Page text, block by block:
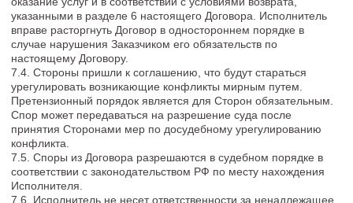
11. ИНТЕЛЛЕКТУАЛЬНАЯ СОБСТВЕННОСТЬ
11.1. Все материалы Канала могут быть использованы
Заказчиком исключительно в личных некоммерческих целях.
Информация, передаваемая в рамках оказания услуг по
настоящему Договору, является интеллектуальной
собственностью и подлежит охране в соответствии с
законодательством Российской Федерации. Заказчик не
вправе разглашать материалы третьим лицам и использовать
материалы иными способами, кроме как для личного
пользования.
11.2. Заказчик не имеет права копировать, транслировать,
рассылать и публиковать в исходном, а также
редактированном виде частично или полностью любые
материалы Канала, в том числе, полученные в качестве
наглядных пособий, и иным образом для массового
воспроизведение и доведения до общего сведения.
11.3. В случае нарушения обязательства, установленного п.
11.1. настоящей Оферты, Исполнитель вправе требовать с
Заказчика возмещения понесенных убытков, а также